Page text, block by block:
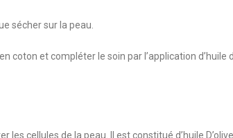
sécher sur la peau.
coton et compléter le soin par l’application d’huile
cellules de la peau. Il est constitué d’huile